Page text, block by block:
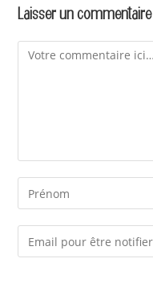
Laisser un commentaire
Comment
Enter
your